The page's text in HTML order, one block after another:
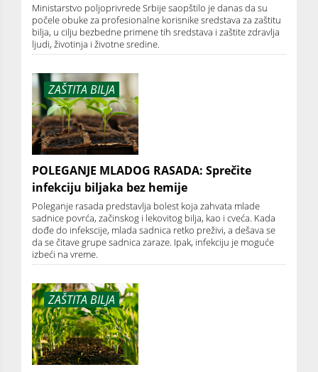
Ministarstvo poljoprivrede Srbije saopštilo je danas da su
počele obuke za profesionalne korisnike sredstava za zaštitu
bilja, u cilju bezbedne primene tih sredstava i zaštite zdravlja
ljudi, životinja i životne sredine.
ZAŠTITA BILJA
POLEGANJE MLADOG RASADA: Sprečite
infekciju biljaka bez hemije
Poleganje rasada predstavlja bolest koja zahvata mlade
sadnice povrća, začinskog i lekovitog bilja, kao i cveća. Kada
dođe do infekscije, mlada sadnica retko preživi, a dešava se
da se čitave grupe sadnica zaraze. Ipak, infekciju je moguće
izbeći na vreme.
ZAŠTITA BILJA